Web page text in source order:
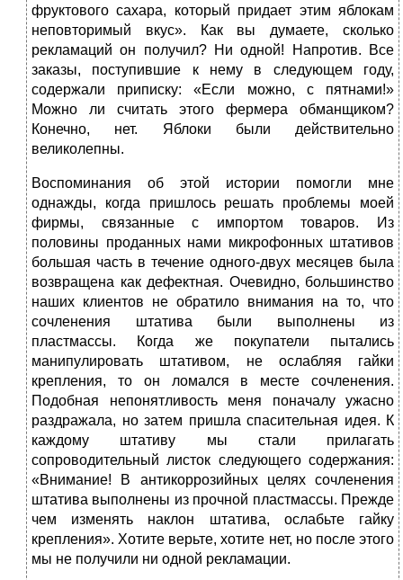
фруктового сахара, который придает этим яблокам
неповторимый вкус». Как вы думаете, сколько
рекламаций он получил? Ни одной! Напротив. Все
заказы, поступившие к нему в следующем году,
содержали приписку: «Если можно, с пятнами!»
Можно ли считать этого фермера обманщиком?
Конечно, нет. Яблоки были действительно
великолепны.
Воспоминания об этой истории помогли мне
однажды, когда пришлось решать проблемы моей
фирмы, связанные с импортом товаров. Из
половины проданных нами микрофонных штативов
большая часть в течение одного-двух месяцев была
возвращена как дефектная. Очевидно, большинство
наших клиентов не обратило внимания на то, что
сочленения штатива были выполнены из
пластмассы. Когда же покупатели пытались
манипулировать штативом, не ослабляя гайки
крепления, то он ломался в месте сочленения.
Подобная непонятливость меня поначалу ужасно
раздражала, но затем пришла спасительная идея. К
каждому штативу мы стали прилагать
сопроводительный листок следующего содержания:
«Внимание! В антикоррозийных целях сочленения
штатива выполнены из прочной пластмассы. Прежде
чем изменять наклон штатива, ослабьте гайку
крепления». Хотите верьте, хотите нет, но после этого
мы не получили ни одной рекламации.